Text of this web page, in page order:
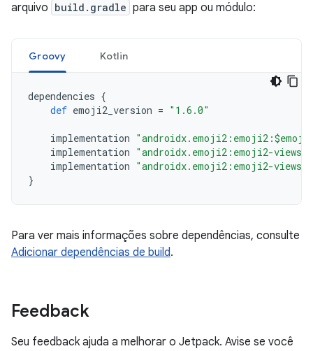
arquivo build.gradle para seu app ou módulo:
Groovy Kotlin
dependencies {
def emoji2_version = "1.6.0"
implementation
implementation "androidx.emoji2:emoji2-
implementation "androidx.emoji2:emoji2-views-
}
Para ver mais informações sobre dependências, consulte
Adicionar dependências de build.
Feedback
Seu feedback ajuda a melhorar o Jetpack. Avise se você